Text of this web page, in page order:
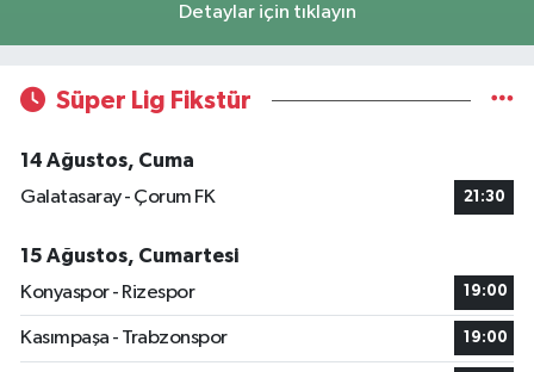
Detaylar için tıklayın
Süper Lig Fikstür
14 Ağustos, Cuma
Galatasaray - Çorum FK
21:30
15 Ağustos, Cumartesi
Konyaspor - Rizespor
19:00
Kasımpaşa - Trabzonspor 19:00